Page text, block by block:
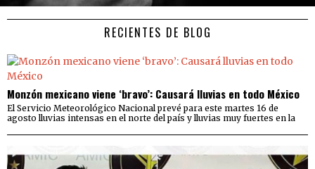
RECIENTES DE BLOG
Monzón mexicano viene ‘bravo’: Causará lluvias en todo México
El Servicio Meteorológico Nacional prevé para este martes 16 de
agosto lluvias intensas en el norte del país y lluvias muy fuertes en la